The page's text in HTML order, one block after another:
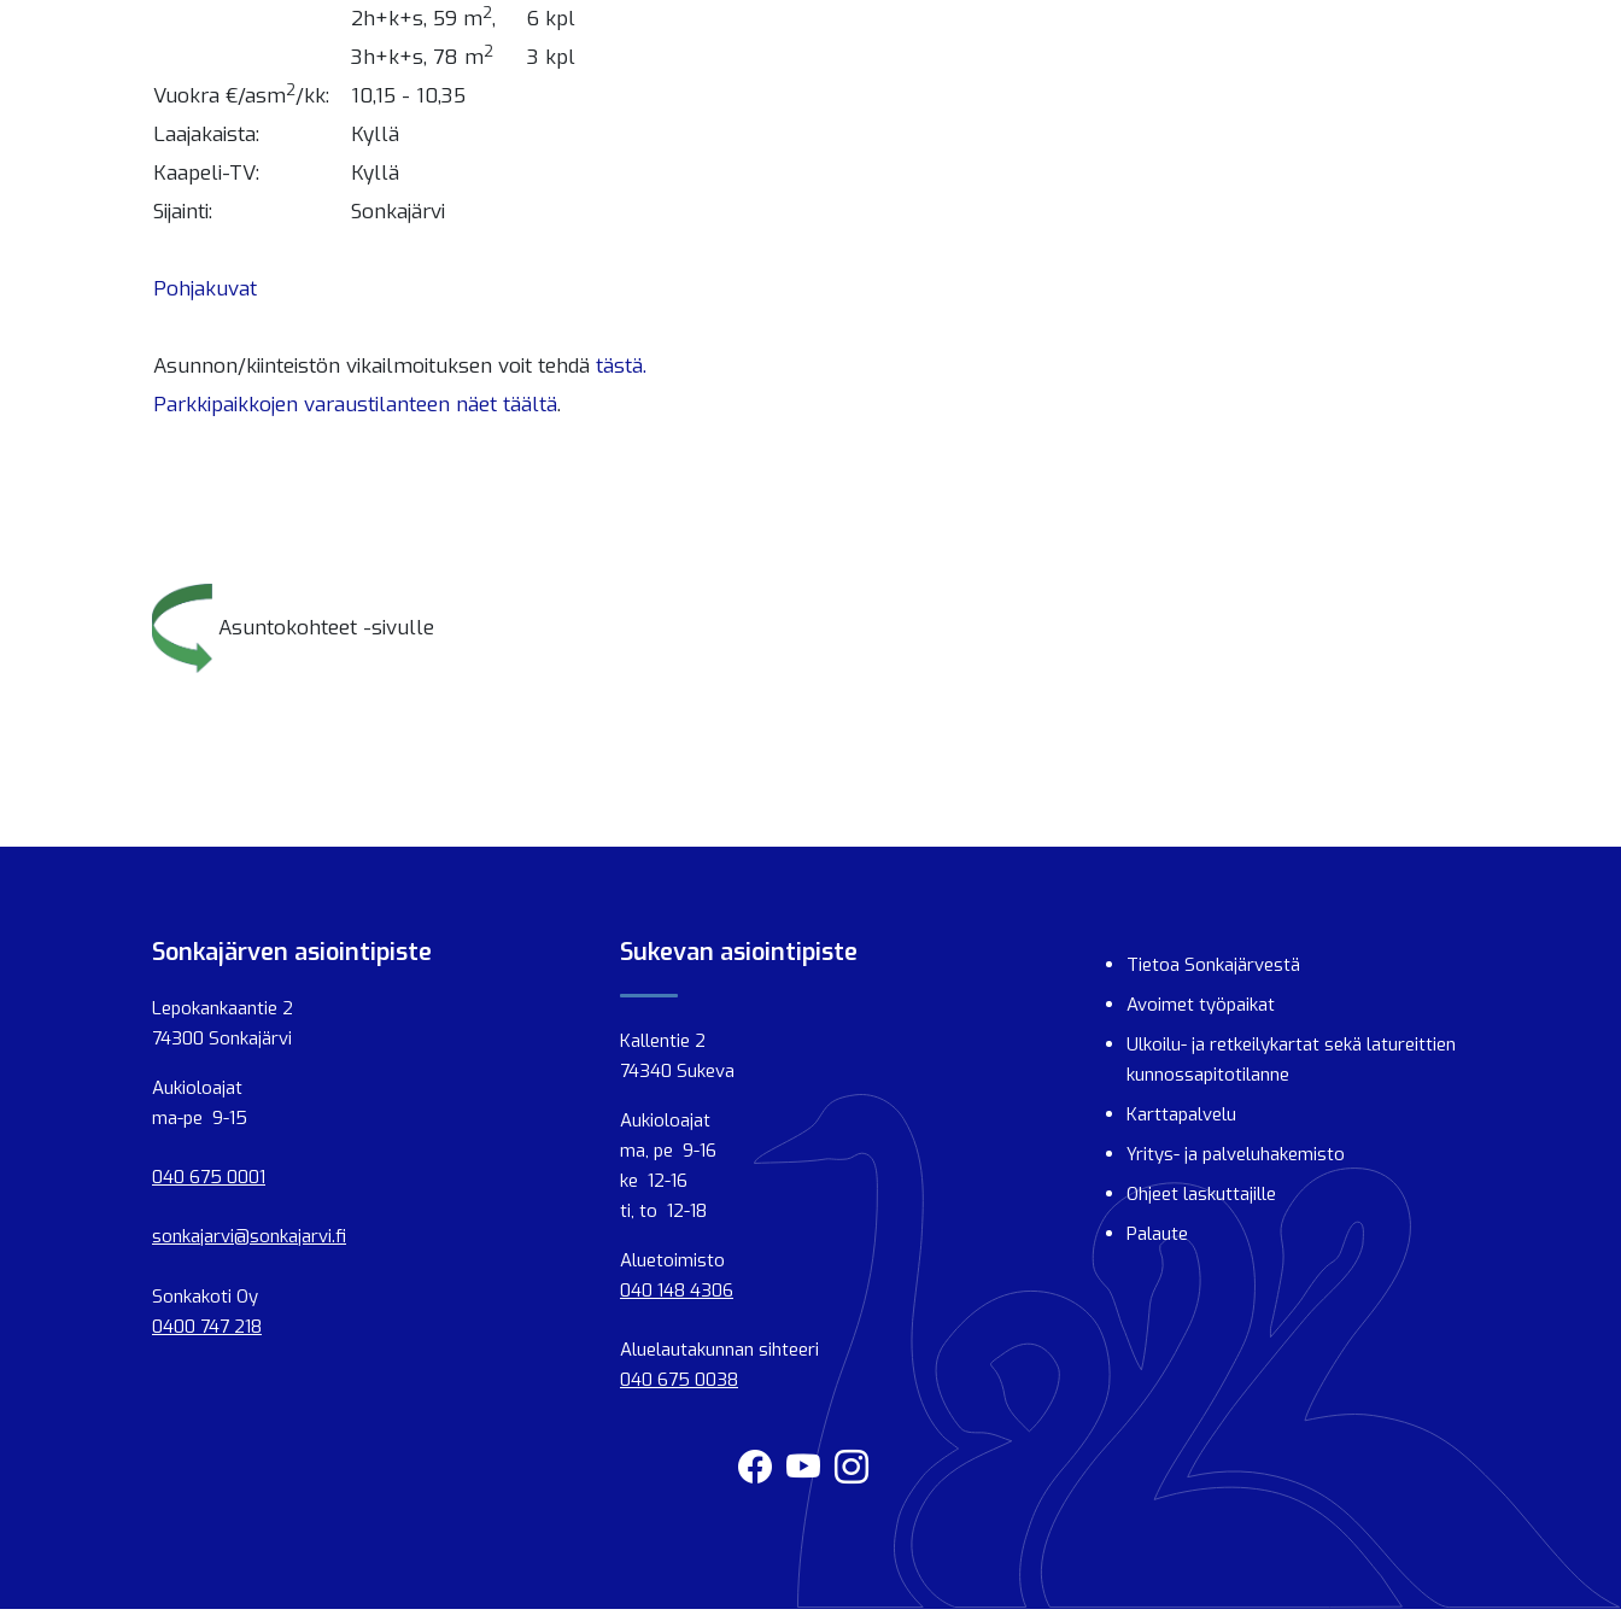
2h+k+s, 59 m2,
6 kpl
3h+k+s, 78 m2
3 kpl
Vuokra €/asm2/kk:
10,15 - 10,35
Laajakaista:
Kyllä
Kaapeli-TV:
Kyllä
Sijainti:
Sonkajärvi
Pohjakuvat
Asunnon/kiinteistön vikailmoituksen voit tehdä tästä.
Parkkipaikkojen varaustilanteen näet täältä.
Asuntokohteet -sivulle
Sonkajärven asiointipiste
Lepokankaantie 2
74300 Sonkajärvi
Aukioloajat
ma-pe 9-15
040 675 0001
sonkajarvi@sonkajarvi.fi
Sonkakoti Oy
0400 747 218
Sukevan asiointipiste
Kallentie 2
74340 Sukeva
Aukioloajat
ma, pe 9-16
ke 12-16
ti, to 12-18
Aluetoimisto
040 148 4306
Aluelautakunnan sihteeri
040 675 0038
Tietoa Sonkajärvestä
Avoimet työpaikat
Ulkoilu- ja retkeilykartat sekä latureittien
kunnossapitotilanne
Karttapalvelu
Yritys- ja palveluhakemisto
Ohjeet laskuttajille
Palaute